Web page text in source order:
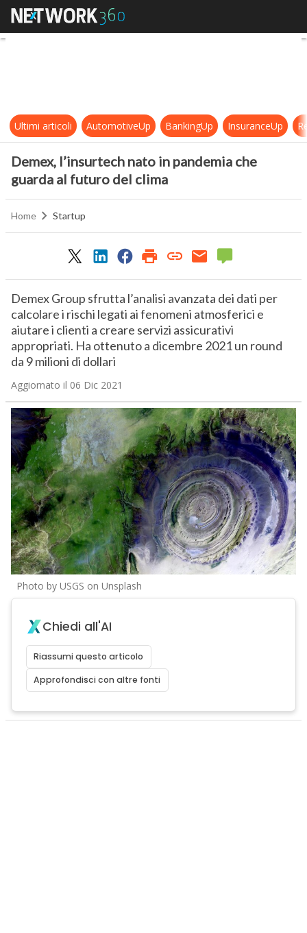
Demex, l’insurtech nato in
Ultimi articoli AutomotiveUp BankingUp InsuranceUp
Demex, l’insurtech nato in pandemia che
guarda al futuro del clima
Home Startup
Demex Group sfrutta l’analisi avanzata dei dati per
calcolare i rischi legati ai fenomeni atmosferici e
aiutare i clienti a creare servizi assicurativi
appropriati. Ha ottenuto a dicembre 2021 un round
da 9 milioni di dollari
Aggiornato il 06 Dic 2021
Photo by USGS on Unsplash
Chiedi all'AI
Riassumi questo articolo
Approfondisci con altre fonti